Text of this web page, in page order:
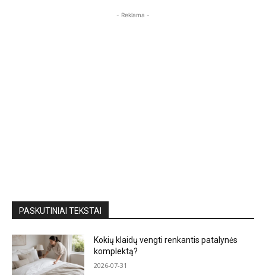
- Reklama -
PASKUTINIAI TEKSTAI
Kokių klaidų vengti renkantis patalynės
komplektą?
2026-07-31